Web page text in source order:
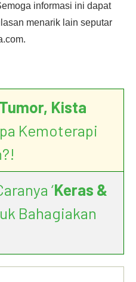
informasi ini dapat
menarik lain seputar
Kista
Kemoterapi
‘Keras &
Bahagiakan